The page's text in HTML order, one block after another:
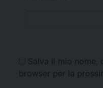
Salva il mio nome,
browser per la